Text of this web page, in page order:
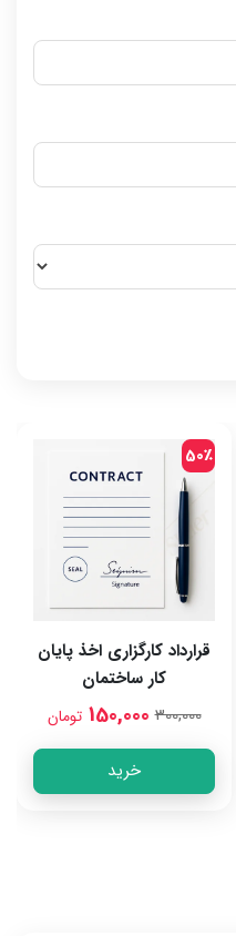
50٪
قرارداد کارگزاری اخذ پایان
کار ساختمان
300,000
150,000 تومان
خرید